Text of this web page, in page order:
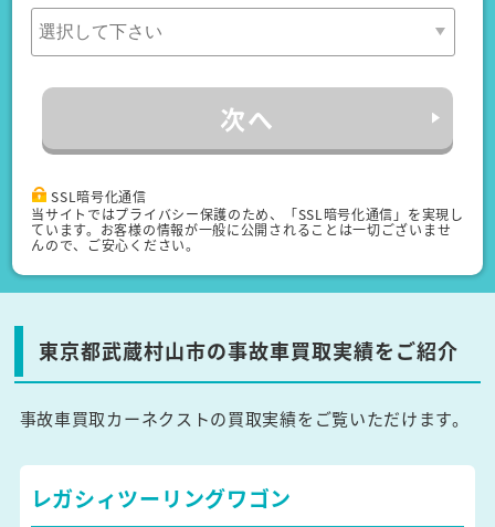
次へ
SSL暗号化通信
当サイトではプライバシー保護のため、「SSL暗号化通信」を実現し
ています。お客様の情報が一般に公開されることは一切ございませ
んので、ご安心ください。
東京都武蔵村山市の事故車買取実績をご紹介
事故車買取カーネクストの買取実績をご覧いただけます。
レガシィツーリングワゴン